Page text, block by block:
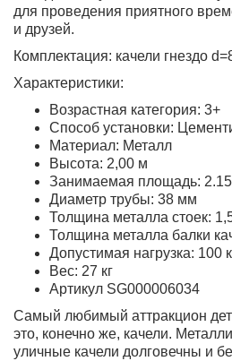
для проведения приятного
и друзей.
Комплектация: качели гнездо
Характеристики:
Возрастная категория: 3+
Способ установки:
Материал: Металл
Высота: 2,00 м
Занимаемая площадь:
Диаметр трубы: 38 мм
Толщина металла стоек:
Толщина металла балки
Допустимая нагрузка: 100
Вес: 27 кг
Артикул SG000006034
Самый любимый аттракцион
это, конечно же, качели.
уличные качели долговечны и